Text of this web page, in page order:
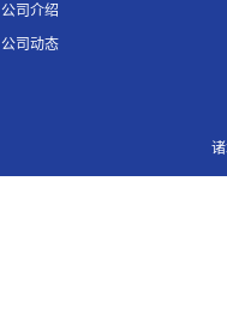
公司介绍
公司动态